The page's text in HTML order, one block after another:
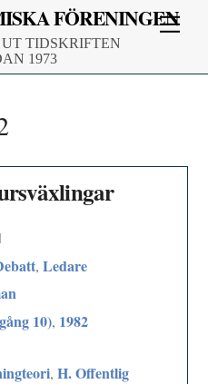
FÖRENINGEN
TIDSKRIFTEN
1973
,Ledare
10), 1982
,H. Offentlig